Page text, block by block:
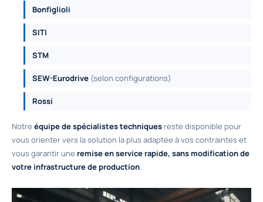
Bonfiglioli
SITI
STM
SEW-Eurodrive (selon configurations)
Rossi
Notre équipe de spécialistes techniques reste disponible pour
vous orienter vers la solution la plus adaptée à vos contraintes et
vous garantir une remise en service rapide, sans modification de
votre infrastructure de production.